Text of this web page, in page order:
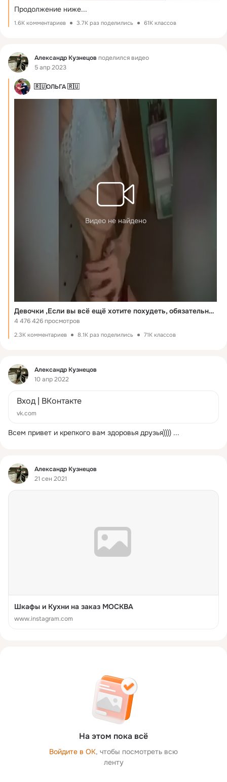
Продолжение ниже...
1.6K комментариев 3.7K раз поделились 61K классов
Фид Александр Кузнецов поделился видео
5 апр 2023
🇷🇺ОЛЬГА 🇷🇺
Видео не найдено
Девочки ,Если вы всё ещё хотите похудеть, обязательно посмотрите это видео ...Лучше быть шикарной пышкой ,чем засушенной мартышкой...
4 476 426 просмотров
2.3K комментариев 8.1K раз поделились 71K классов
Фид
Александр Кузнецов
10 апр 2022
Вход | ВКонтакте
vk.com
Всем привет и крепкого вам здоровья друзья)))) ...
Фид
Александр Кузнецов
21 сен 2021
Шкафы и Кухни на заказ МОСКВА
www.instagram.com
На этом пока всё
Войдите в ОК, чтобы посмотреть всю
ленту